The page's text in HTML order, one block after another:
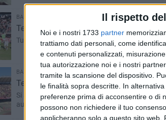
Il rispetto
Noi e i nostri 1733 partner
trattiamo dati personali, come
e contenuti personalizzati,
tua autorizzazione noi e i nostri
tramite la scansione del dispositivo.
le finalità sopra descritte. In
preferenze prima di acconsentire o di
possono non richiedere il tuo
applicheranno solo a questo sito
BARI - 25 FEBBRAIO 2020
Ternana-Bari, i 23 convocati di Vivarini
Tutti a disposizione per la trasferta
BARI - 25 FEBBRAIO 2020
Ternana-Bari, si va verso il divieto di
Si attende la decisione dell'Osservatorio sulla
autostrada